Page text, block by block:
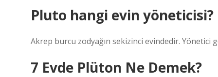
Pluto hangi evin yöneticisi?
Akrep burcu zodyağın sekizinci evindedir. Yönetici
7 Evde Plüton Ne Demek?